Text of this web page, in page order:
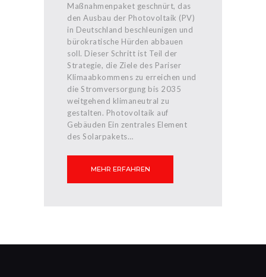
Maßnahmenpaket geschnürt, das
den Ausbau der Photovoltaik (PV)
in Deutschland beschleunigen und
bürokratische Hürden abbauen
soll. Dieser Schritt ist Teil der
Strategie, die Ziele des Pariser
Klimaabkommens zu erreichen und
die Stromversorgung bis 2035
weitgehend klimaneutral zu
gestalten. Photovoltaik auf
Gebäuden Ein zentrales Element
des Solarpakets…
MEHR ERFAHREN